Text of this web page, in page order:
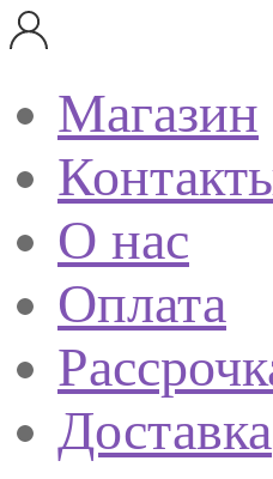
Магазин
О нас
Оплата
Доставка